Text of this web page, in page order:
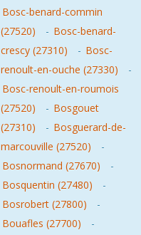
Bosc-benard-commin
(27520)
- Bosc-benard-
crescy (27310)
- Bosc-
renoult-en-ouche (27330)
-
Bosc-renoult-en-roumois
(27520)
- Bosgouet
(27310)
- Bosguerard-de-
marcouville (27520)
-
Bosnormand (27670)
-
Bosquentin (27480)
-
Bosrobert (27800)
-
Bouafles (27700)
-